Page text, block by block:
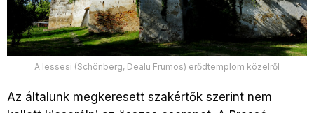
A lessesi (Schönberg, Dealu Frumos) erődtemplom közelről
Az általunk megkeresett szakértők szerint nem